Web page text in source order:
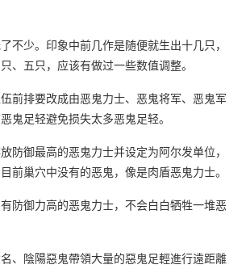
不少。印象中前几作是随便就生出十几只，
、五只，应该有做过一些数值调整。
前排要改成由恶鬼力士、恶鬼将军、恶鬼军
鬼足轻避免损失太多恶鬼足轻。
防御最高的恶鬼力士并设定为阿尔发单位，
前巢穴中没有的恶鬼，像是肉盾恶鬼力士。
防御力高的恶鬼力士，不会白白牺牲一堆恶
、陰陽惡鬼帶領大量的惡鬼足輕進行遠距離